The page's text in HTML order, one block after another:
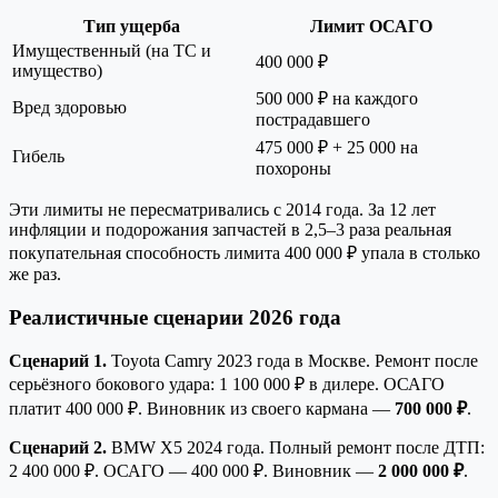
Тип ущерба
Лимит ОСАГО
Имущественный (на ТС и
имущество)
400 000 ₽
Вред здоровью
500 000 ₽ на каждого
пострадавшего
Гибель
475 000 ₽ + 25 000 на
похороны
Эти лимиты не пересматривались с 2014 года. За 12 лет
инфляции и подорожания запчастей в 2,5–3 раза реальная
покупательная способность лимита 400 000 ₽ упала в столько
же раз.
Реалистичные сценарии 2026 года
Сценарий 1. Toyota Camry 2023 года в Москве. Ремонт после
серьёзного бокового удара: 1 100 000 ₽ в дилере. ОСАГО
платит 400 000 ₽. Виновник из своего кармана — 700 000 ₽.
Сценарий 2. BMW X5 2024 года. Полный ремонт после ДТП:
2 400 000 ₽. ОСАГО — 400 000 ₽. Виновник — 2 000 000 ₽.